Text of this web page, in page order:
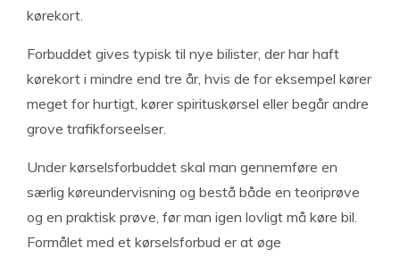
kørekort.
Forbuddet gives typisk til nye bilister, der har haft
kørekort i mindre end tre år, hvis de for eksempel kører
meget for hurtigt, kører spirituskørsel eller begår andre
grove trafikforseelser.
Under kørselsforbuddet skal man gennemføre en
særlig køreundervisning og bestå både en teoriprøve
og en praktisk prøve, før man igen lovligt må køre bil.
Formålet med et kørselsforbud er at øge